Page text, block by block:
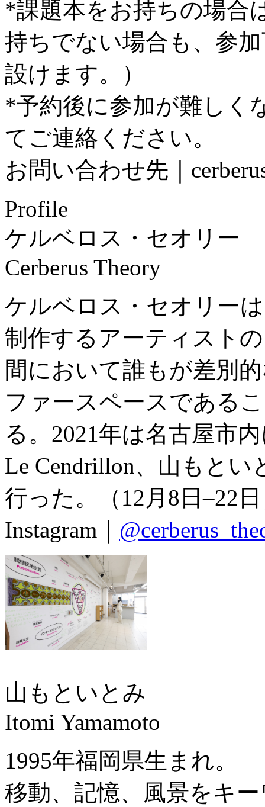
*課題本をお持ちの場合
持ちでない場合も、参
設けます。）
*予約後に参加が難しく
てご連絡ください。
お問い合わせ先｜
Profile
ケルベロス・セオリー
Cerberus Theory
ケルベロス・セオリー
制作するアーティスト
間において誰もが差別
ファースペースである
る。2021年は名古屋市
Le Cendrillon、山もと
行った。（12月8日–22
Instagram｜
山もといとみ
Itomi Yamamoto
1995年福岡県生まれ。
移動、記憶、風景をキ